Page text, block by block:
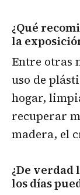
¿Qué
la
Entre otras
uso de
hogar,
recuperar
madera, el
¿De verdad
los días